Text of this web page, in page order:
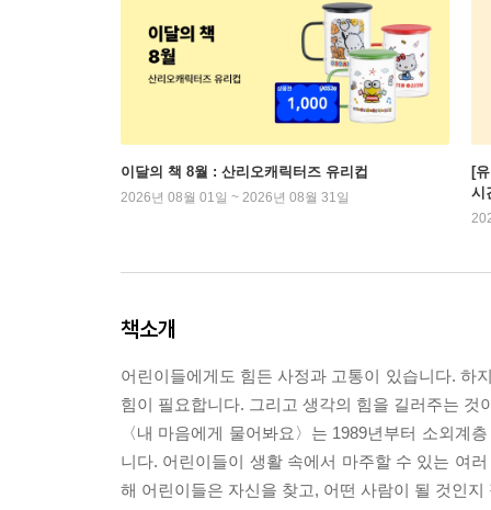
이달의 책 8월 : 산리오캐릭터즈 유리컵
2026년 08월 01일 ~ 2026년 08월 31일
[
시
책소개
어린이들에게도 힘든 사정과 고통이 있습니다. 하
힘이 필요합니다. 그리고 생각의 힘을 길러주는 것
〈내 마음에게 물어봐요〉는 1989년부터 소외계
니다. 어린이들이 생활 속에서 마주할 수 있는 여
해 어린이들은 자신을 찾고, 어떤 사람이 될 것인지